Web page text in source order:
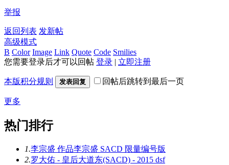
举报
返回列表 发新帖
高级模式
B Color Image Link Quote Code Smilies
您需要登录后才可以回帖 登录 | 立即注册
本版积分规则 发表回复 回帖后跳转到最后一页
更多
热门排行
1.李宗盛 作品李宗盛 SACD 限量编号版
2.罗大佑 - 皇后大道东(SACD) - 2015 dsf